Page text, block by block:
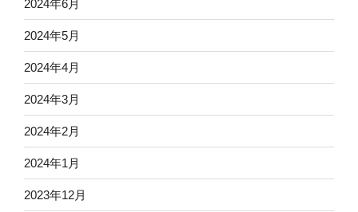
2024年6月
2024年5月
2024年4月
2024年3月
2024年2月
2024年1月
2023年12月